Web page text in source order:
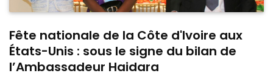
Fête nationale de la Côte d'Ivoire aux
États-Unis : sous le signe du bilan de
l’Ambassadeur Haidara